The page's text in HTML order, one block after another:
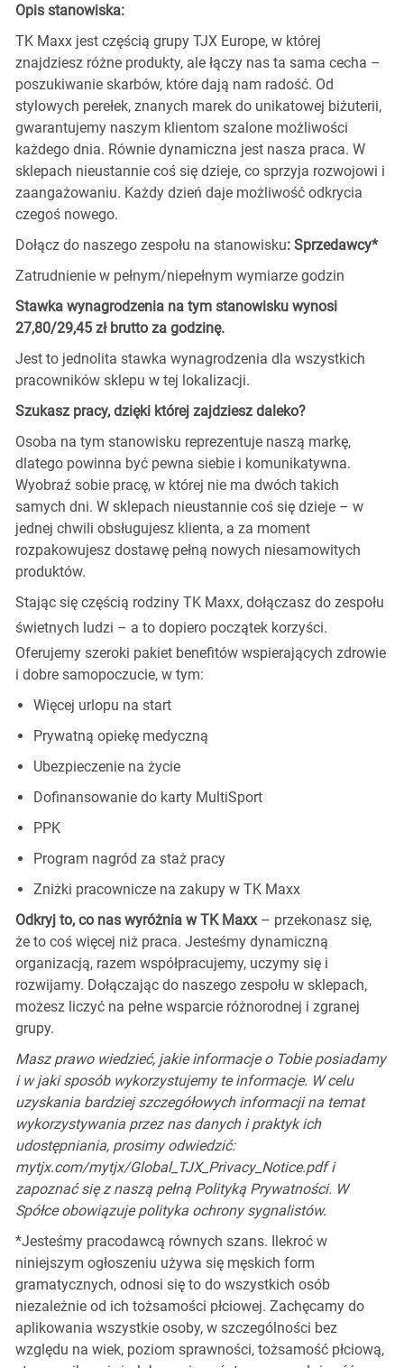
Opis stanowiska:
TK Maxx jest częścią grupy TJX Europe, w której
znajdziesz różne produkty, ale łączy nas ta sama cecha –
poszukiwanie skarbów, które dają nam radość. Od
stylowych perełek, znanych marek do unikatowej biżuterii,
gwarantujemy naszym klientom szalone możliwości
każdego dnia. Równie dynamiczna jest nasza praca. W
sklepach nieustannie coś się dzieje, co sprzyja rozwojowi i
zaangażowaniu. Każdy dzień daje możliwość odkrycia
czegoś nowego.
Dołącz do naszego zespołu na stanowisku: Sprzedawcy*
Zatrudnienie w pełnym/niepełnym wymiarze godzin
Stawka wynagrodzenia na tym stanowisku wynosi
27,80/29,45 zł brutto za godzinę.
Jest to jednolita stawka wynagrodzenia dla wszystkich
pracowników sklepu w tej lokalizacji.
Szukasz pracy, dzięki której zajdziesz daleko?
Osoba na tym stanowisku reprezentuje naszą markę,
dlatego powinna być pewna siebie i komunikatywna.
Wyobraź sobie pracę, w której nie ma dwóch takich
samych dni. W sklepach nieustannie coś się dzieje – w
jednej chwili obsługujesz klienta, a za moment
rozpakowujesz dostawę pełną nowych niesamowitych
produktów.
Stając się częścią rodziny TK Maxx, dołączasz do zespołu
świetnych ludzi – a to dopiero początek korzyści.
Oferujemy szeroki pakiet benefitów wspierających zdrowie
i dobre samopoczucie, w tym:
Więcej urlopu na start
Prywatną opiekę medyczną
Ubezpieczenie na życie
Dofinansowanie do karty MultiSport
PPK
Program nagród za staż pracy
Zniżki pracownicze na zakupy w TK Maxx
Odkryj to, co nas wyróżnia w TK Maxx– przekonasz się,
że to coś więcej niż praca. Jesteśmy dynamiczną
organizacją, razem współpracujemy, uczymy się i
rozwijamy. Dołączając do naszego zespołu w sklepach,
możesz liczyć na pełne wsparcie różnorodnej i zgranej
grupy.
Masz prawo wiedzieć, jakie informacje o Tobie posiadamy
i w jaki sposób wykorzystujemy te informacje. W celu
uzyskania bardziej szczegółowych informacji na temat
wykorzystywania przez nas danych i praktyk ich
udostępniania, prosimy odwiedzić:
mytjx.com/mytjx/Global_TJX_Privacy_Notice.pdf i
zapoznać się z naszą pełną Polityką Prywatności. W
Spółce obowiązuje polityka ochrony sygnalistów.
*Jesteśmy pracodawcą równych szans. Ilekroć w
niniejszym ogłoszeniu używa się męskich form
gramatycznych, odnosi się to do wszystkich osób
niezależnie od ich tożsamości płciowej. Zachęcamy do
aplikowania wszystkie osoby, w szczególności bez
względu na wiek, poziom sprawności, tożsamość płciową,